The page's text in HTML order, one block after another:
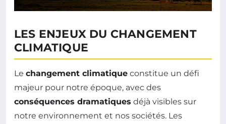
LES ENJEUX DU CHANGEMENT
CLIMATIQUE
Le changement climatique constitue un défi
majeur pour notre époque, avec des
conséquences dramatiques déjà visibles sur
notre environnement et nos sociétés. Les